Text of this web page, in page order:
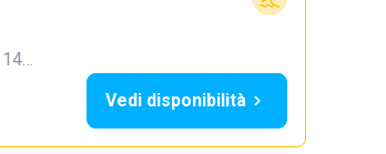
Vedi disponibilità